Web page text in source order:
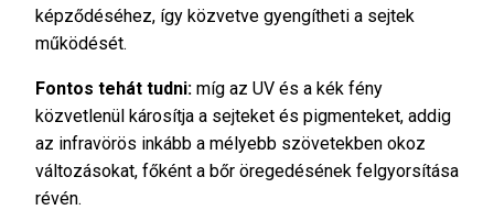
képződéséhez, így közvetve gyengítheti a sejtek
működését.
Fontos tehát tudni: míg az UV és a kék fény
közvetlenül károsítja a sejteket és pigmenteket, addig
az infravörös inkább a mélyebb szövetekben okoz
változásokat, főként a bőr öregedésének felgyorsítása
révén.